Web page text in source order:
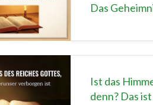
Das
Ist das
denn? Das